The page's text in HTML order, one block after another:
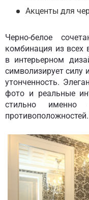
Акценты для
Черно-белое
комбинация из
в интерьерном
символизирует силу
утонченность.
фото и реальные
стильно именно
противоположностей.